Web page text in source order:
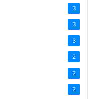
3
3
3
2
2
2